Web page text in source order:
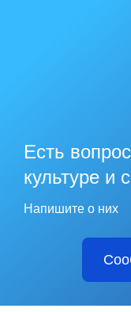
Есть
культуре и
Напишите о них